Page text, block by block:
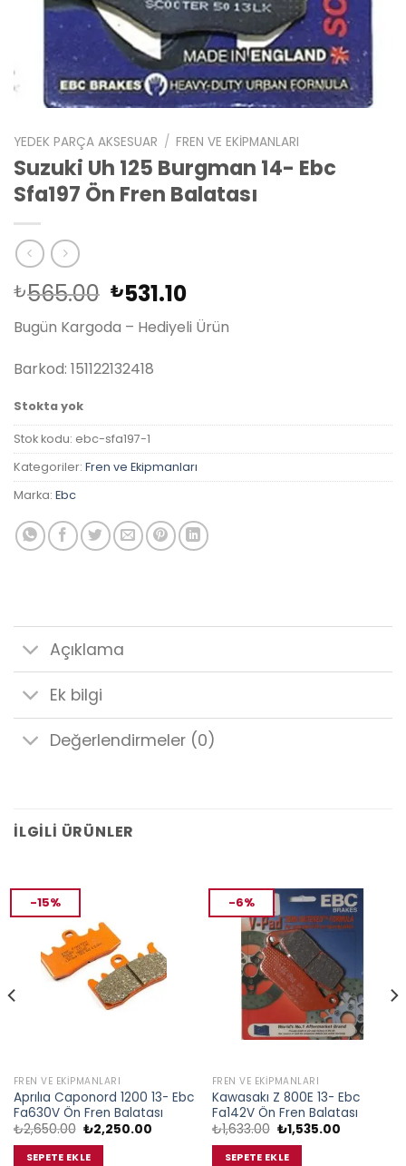
YEDEK PARÇA AKSESUAR / FREN VE EKIPMANLARI
Suzuki Uh 125 Burgman 14- Ebc
Sfa197 Ön Fren Balatası
₺565.00 Orijinal
fiyat:
₺565.00.
₺531.10Şu
andaki
fiyat:
Bugün Kargoda – Hediyeli Ürün
Barkod: 151122132418
Stokta yok
Stok kodu: ebc-sfa197-1
Kategoriler: Fren ve Ekipmanları
Marka: Ebc
Açıklama
Ek bilgi
Değerlendirmeler (0)
İLGILI ÜRÜNLER
-15%
FREN VE EKIPMANLARI
Aprılıa Caponord 1200 13- Ebc
Fa630V Ön Fren Balatası
₺2,650.00 Orijinal
fiyat:
₺2,650.00.
₺2,250.00Şu
SEPETE EKLE
-6%
FREN VE EKIPMANLARI
Kawasakı Z 800E 13- Ebc
Fa142V Ön Fren Balatası
₺1,633.00 Orijinal
fiyat:
₺1,633.00.
₺1,535.00Şu
SEPETE EKLE